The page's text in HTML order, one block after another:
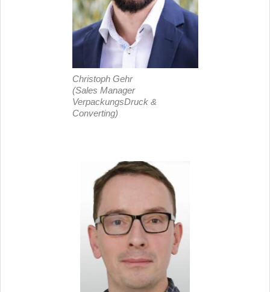
Christoph Gehr
(Sales Manager
VerpackungsDruck &
Converting)